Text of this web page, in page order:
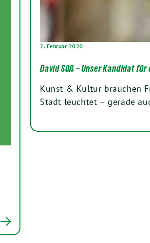
2. Februar 2020
David Süß – Unser Kandidat
Kunst & Kultur brauchen
Stadt leuchtet – gerade